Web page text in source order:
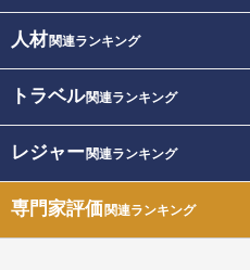
人材関連ランキング
トラベル関連ランキング
レジャー関連ランキング
専門家評価関連ランキング